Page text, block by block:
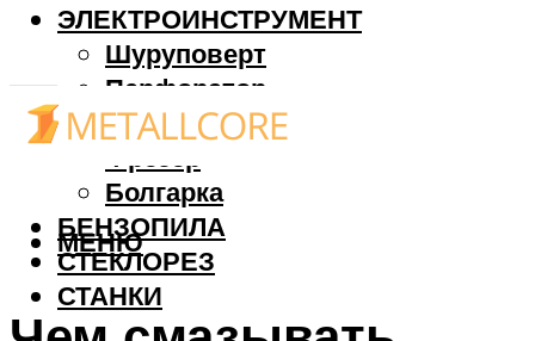
ЭЛЕКТРОИНСТРУМЕНТ
Шуруповерт
Перфоратор
Дрель
Фрезер
Болгарка
БЕНЗОПИЛА
СТЕКЛОРЕЗ
СТАНКИ
МЕНЮ